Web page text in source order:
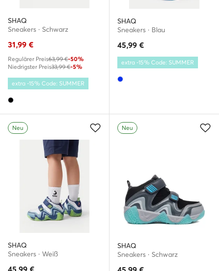
SHAQ
Sneakers · Schwarz
31,99 €
Regulärer Preis63,99 €-50%
Niedrigster Preis33,99 €-5%
extra -15% Code: SUMMER
SHAQ
Sneakers · Blau
45,99 €
extra -15% Code: SUMMER
Neu
SHAQ
Sneakers · Weiß
45,99 €
Neu
SHAQ
Sneakers · Schwarz